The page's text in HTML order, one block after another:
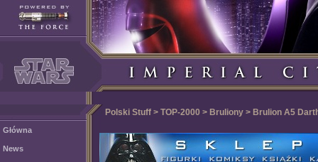
Polski Stuff > TOP-2000 > Bruliony > Brulion A5
Główna
News